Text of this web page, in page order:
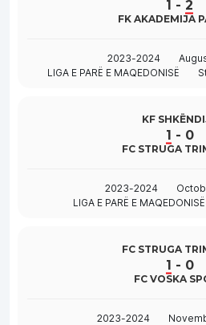
1 - 2
FK AKADEMIJA
2023-2024
LIGA E PARË E MAQEDONISË
KF
1 - 0
FC STRUGA
2023-2024
LIGA E PARË E MAQEDONISË
FC STRUGA
1 - 0
FC VOSKA
2023-2024